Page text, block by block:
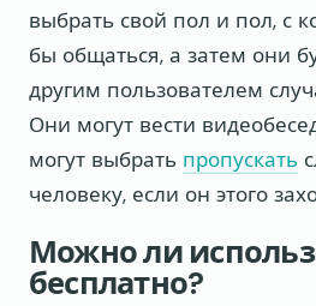
выбрать свой пол и пол, с
бы общаться, а затем они
другим пользователем
Они могут вести
могут выбрать пропускать
человеку, если он этого
Можно ли
бесплатно?